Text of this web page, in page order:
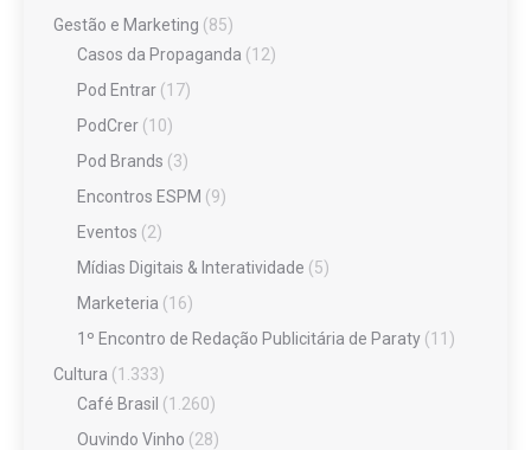
Gestão e Marketing (85)
Casos da Propaganda (12)
Pod Entrar (17)
PodCrer (10)
Pod Brands (3)
Encontros ESPM (9)
Eventos (2)
Mídias Digitais & Interatividade (5)
Marketeria (16)
1º Encontro de Redação Publicitária de Paraty (11)
Cultura (1.333)
Café Brasil (1.260)
Ouvindo Vinho (28)